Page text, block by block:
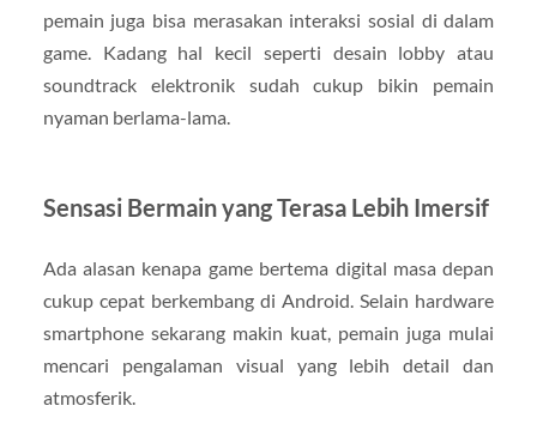
pemain juga bisa merasakan interaksi sosial di dalam
game. Kadang hal kecil seperti desain lobby atau
soundtrack elektronik sudah cukup bikin pemain
nyaman berlama-lama.
Sensasi Bermain yang Terasa Lebih Imersif
Ada alasan kenapa game bertema digital masa depan
cukup cepat berkembang di Android. Selain hardware
smartphone sekarang makin kuat, pemain juga mulai
mencari pengalaman visual yang lebih detail dan
atmosferik.